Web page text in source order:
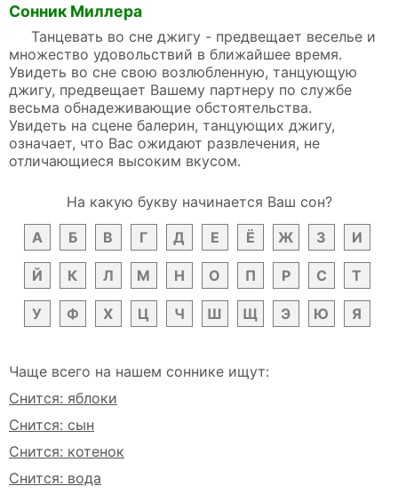
Сонник Миллера
Танцевать во сне джигу - предвещает веселье и
множество удовольствий в ближайшее время.
Увидеть во сне свою возлюбленную, танцующую
джигу, предвещает Вашему партнеру по службе
весьма обнадеживающие обстоятельства.
Увидеть на сцене балерин, танцующих джигу,
означает, что Вас ожидают развлечения, не
отличающиеся высоким вкусом.
На какую букву начинается Ваш сон?
А
Б В Г Д Е Ё Ж З И
Й К Л М Н О П Р С Т
У Ф Х Ц Ч Ш Щ Э Ю Я
Чаще всего на нашем соннике ищут:
Снится: яблоки
Снится: сын
Снится: котенок
Снится: вода